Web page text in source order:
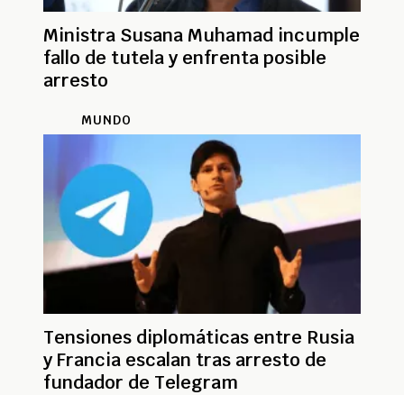
Ministra Susana Muhamad incumple
fallo de tutela y enfrenta posible
arresto
MUNDO
Tensiones diplomáticas entre Rusia
y Francia escalan tras arresto de
fundador de Telegram